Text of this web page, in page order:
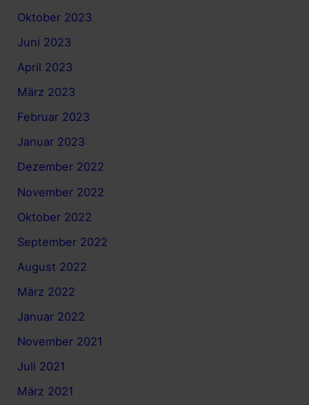
Oktober 2023
Juni 2023
April 2023
März 2023
Februar 2023
Januar 2023
Dezember 2022
November 2022
Oktober 2022
September 2022
August 2022
März 2022
Januar 2022
November 2021
Juli 2021
März 2021